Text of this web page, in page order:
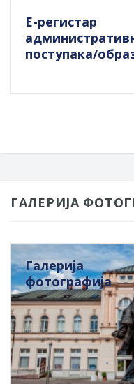
Е-регистар
поступака/
ГАЛЕРИЈА
Галерија
фотографија